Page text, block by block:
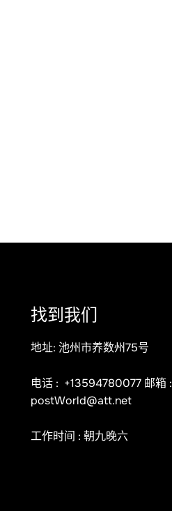
找到我们
地址: 池州市养数州75号
电话 : +13594780077 邮箱 :
postWorld@att.net
工作时间 : 朝九晚六